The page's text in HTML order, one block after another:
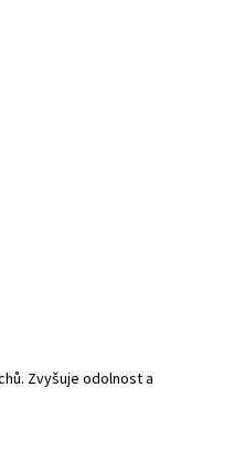
Zvyšuje odolnost a